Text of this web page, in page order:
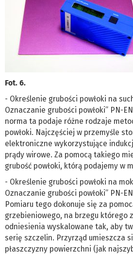
Fot. 6.
- Określenie grubości powłoki na
Oznaczanie grubości powłoki” PN-
norma ta podaje różne rodzaje
powłoki. Najczęściej w przemyśle
elektroniczne wykorzystujące
prądy wirowe. Za pomocą takiego
grubość powłoki, którą podajemy w
- Określenie grubości powłoki na
Oznaczanie grubości powłoki” PN-
Pomiaru tego dokonuje się za
grzebieniowego, na brzegu którego
odniesienia wyskalowane tak, aby
serię szczelin. Przyrząd umieszcza
płaszczyzny powierzchni (jak